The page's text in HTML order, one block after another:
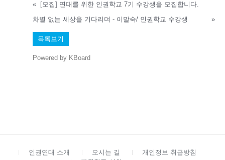
«
[모집] 연대를 위한 인권학교 7기 수강생을 모집합니다.
차별 없는 세상을 기다리며 - 이말숙/ 인권학교 수강생
»
목록보기
Powered by KBoard
인권연대 소개 오시는 길
개인정보 취급방침